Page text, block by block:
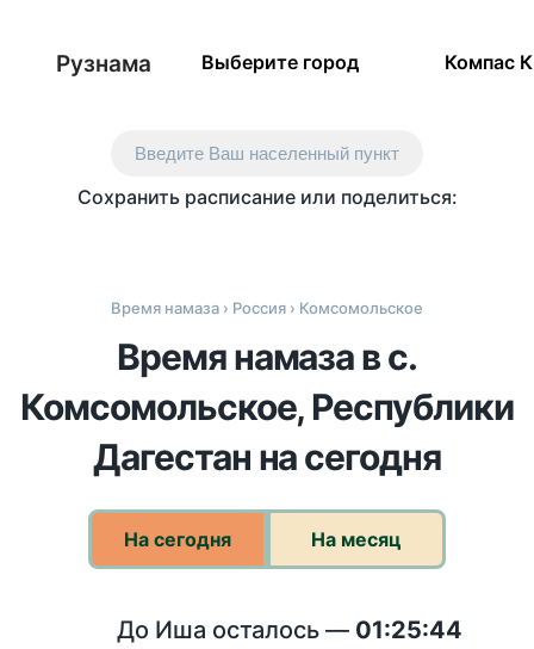
Рузнама Выберите город Компас
Введите Ваш населенный пункт
Сохранить расписание или поделиться:
Время намаза › Россия › Комсомольское
Время намаза в с.
Комсомольское, Республики
Дагестан на сегодня
На сегодня На месяц
До Иша осталось — 01:25:44